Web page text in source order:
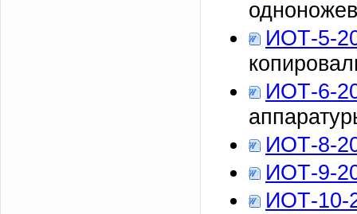
ИОТ-5-
ИОТ-6-
ИОТ-8-
ИОТ-9-
ИОТ-10-